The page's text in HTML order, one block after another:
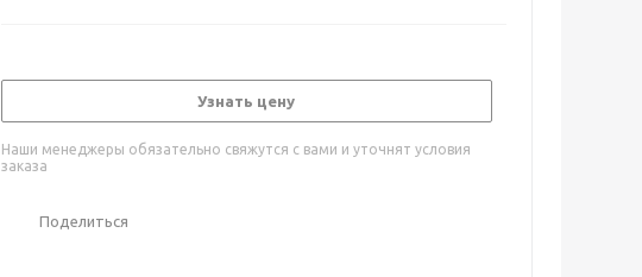
Узнать цену
Наши менеджеры обязательно свяжутся с вами и уточнят условия
заказа
Поделиться